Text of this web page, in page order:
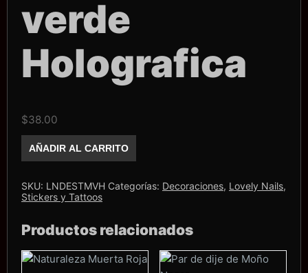
verde
Holografica
$38.00
Lovely
Nails
verde
Holografica
cantidad
AÑADIR AL CARRITO
SKU: LNDESTMVH Categorías: Decoraciones, Lovely Nails,
Stickers y Tattoos
Productos relacionados